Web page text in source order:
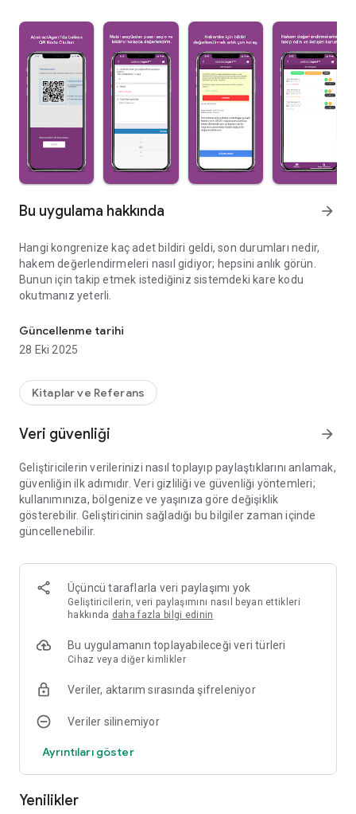
Bu uygulama hakkında arrow_forward
Hangi kongrenize kaç adet bildiri geldi, son durumları nedir,
hakem değerlendirmeleri nasıl gidiyor; hepsini anlık görün.
Bunun için takip etmek istediğiniz sistemdeki kare kodu
okutmanız yeterli.
Güncellenme tarihi
28 Eki 2025
Kitaplar ve Referans
Veri güvenliği arrow_forward
Geliştiricilerin verilerinizi nasıl toplayıp paylaştıklarını anlamak,
güvenliğin ilk adımıdır. Veri gizliliği ve güvenliği yöntemleri;
kullanımınıza, bölgenize ve yaşınıza göre değişiklik
gösterebilir. Geliştiricinin sağladığı bu bilgiler zaman içinde
güncellenebilir.
Üçüncü taraflarla veri paylaşımı yok
Geliştiricilerin, veri paylaşımını nasıl beyan ettikleri
hakkında daha fazla bilgi edinin
Bu uygulamanın toplayabileceği veri türleri
Cihaz veya diğer kimlikler
Veriler, aktarım sırasında şifreleniyor
Veriler silinemiyor
Ayrıntıları göster
Yenilikler